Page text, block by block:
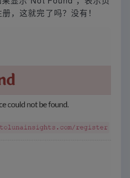
，这就完了吗？没有！